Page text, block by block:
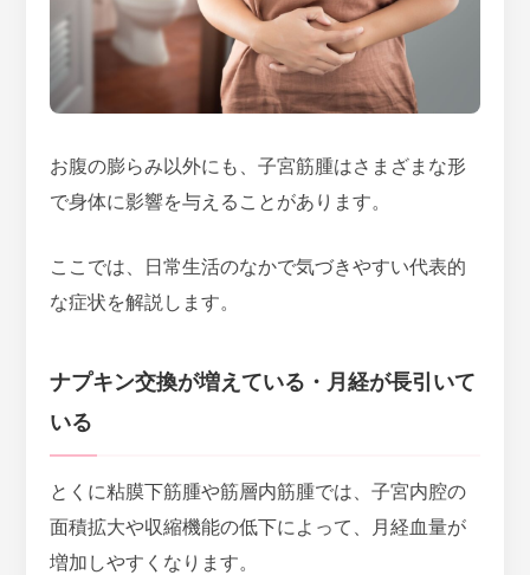
お腹の膨らみ以外にも、子宮筋腫はさまざまな形
で身体に影響を与えることがあります。
ここでは、日常生活のなかで気づきやすい代表的
な症状を解説します。
ナプキン交換が増えている・月経が長引いて
いる
とくに粘膜下筋腫や筋層内筋腫では、子宮内腔の
面積拡大や収縮機能の低下によって、月経血量が
増加しやすくなります。